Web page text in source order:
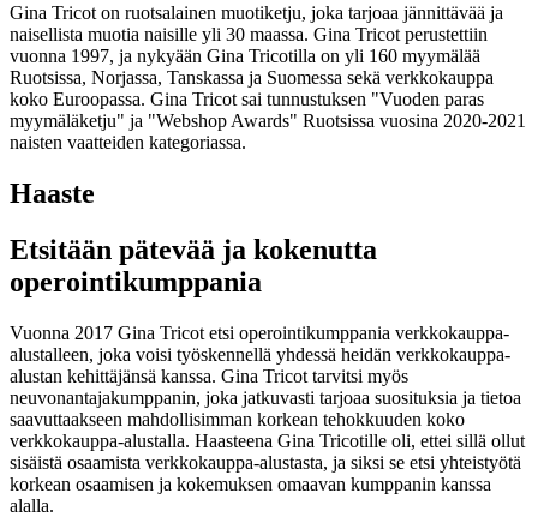
Gina Tricot on ruotsalainen muotiketju, joka tarjoaa jännittävää ja
naisellista muotia naisille yli 30 maassa. Gina Tricot perustettiin
vuonna 1997, ja nykyään Gina Tricotilla on yli 160 myymälää
Ruotsissa, Norjassa, Tanskassa ja Suomessa sekä verkkokauppa
koko Euroopassa. Gina Tricot sai tunnustuksen "Vuoden paras
myymäläketju" ja "Webshop Awards" Ruotsissa vuosina 2020-2021
naisten vaatteiden kategoriassa.
Haaste
Etsitään pätevää ja kokenutta
operointikumppania
Vuonna 2017 Gina Tricot etsi operointikumppania verkkokauppa-
alustalleen, joka voisi työskennellä yhdessä heidän verkkokauppa-
alustan kehittäjänsä kanssa. Gina Tricot tarvitsi myös
neuvonantajakumppanin, joka jatkuvasti tarjoaa suosituksia ja tietoa
saavuttaakseen mahdollisimman korkean tehokkuuden koko
verkkokauppa-alustalla. Haasteena Gina Tricotille oli, ettei sillä ollut
sisäistä osaamista verkkokauppa-alustasta, ja siksi se etsi yhteistyötä
korkean osaamisen ja kokemuksen omaavan kumppanin kanssa
alalla.